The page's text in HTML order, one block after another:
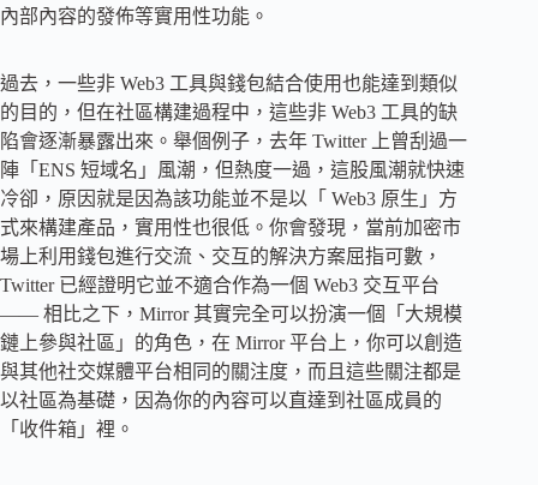
內部內容的發佈等實用性功能。
過去，一些非 Web3 工具與錢包結合使用也能達到類似
的目的，但在社區構建過程中，這些非 Web3 工具的缺
陷會逐漸暴露出來。舉個例子，去年 Twitter 上曾刮過一
陣「ENS 短域名」風潮，但熱度一過，這股風潮就快速
冷卻，原因就是因為該功能並不是以「 Web3 原生」方
式來構建產品，實用性也很低。你會發現，當前加密市
場上利用錢包進行交流、交互的解決方案屈指可數，
Twitter 已經證明它並不適合作為一個 Web3 交互平台
—— 相比之下，Mirror 其實完全可以扮演一個「大規模
鏈上參與社區」的角色，在 Mirror 平台上，你可以創造
與其他社交媒體平台相同的關注度，而且這些關注都是
以社區為基礎，因為你的內容可以直達到社區成員的
「收件箱」裡。